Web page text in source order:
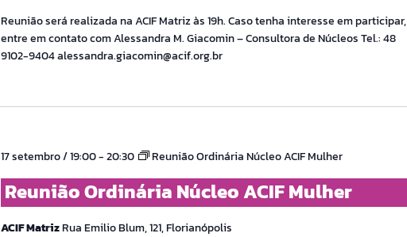
Reunião será realizada na ACIF Matriz às 19h. Caso tenha interesse em participar,
entre em contato com Alessandra M. Giacomin – Consultora de Núcleos Tel.: 48
9102-9404 alessandra.giacomin@acif.org.br
17 setembro / 19:00-20:30 Reunião Ordinária Núcleo ACIF Mulher
Reunião Ordinária Núcleo ACIF Mulher
ACIF MatrizRua Emilio Blum, 121, Florianópolis